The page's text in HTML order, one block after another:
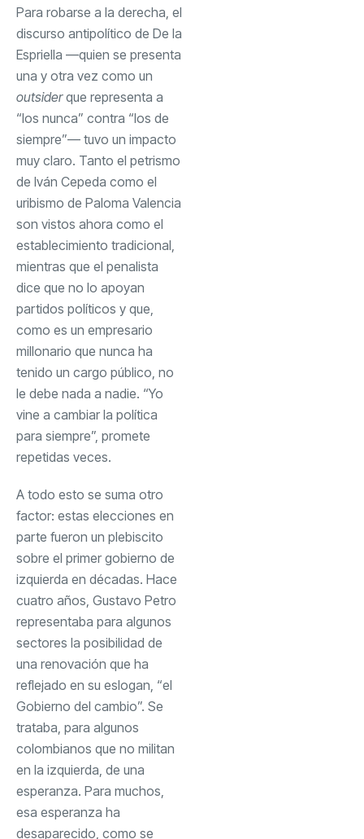
Para robarse a la derecha, el
discurso antipolítico de De la
Espriella —quien se presenta
una y otra vez como un
outsiderque representa a
“los nunca” contra “los de
siempre”— tuvo un impacto
muy claro. Tanto el petrismo
de Iván Cepeda como el
uribismo de Paloma Valencia
son vistos ahora como el
establecimiento tradicional,
mientras que el penalista
dice que no lo apoyan
partidos políticos y que,
como es un empresario
millonario que nunca ha
tenido un cargo público, no
le debe nada a nadie. “Yo
vine a cambiar la política
para siempre”, promete
repetidas veces.
A todo esto se suma otro
factor: estas elecciones en
parte fueron un plebiscito
sobre el primer gobierno de
izquierda en décadas. Hace
cuatro años, Gustavo Petro
representaba para algunos
sectores la posibilidad de
una renovación que ha
reflejado en su eslogan, “el
Gobierno del cambio”. Se
trataba, para algunos
colombianos que no militan
en la izquierda, de una
esperanza. Para muchos,
esa esperanza ha
desaparecido, como se